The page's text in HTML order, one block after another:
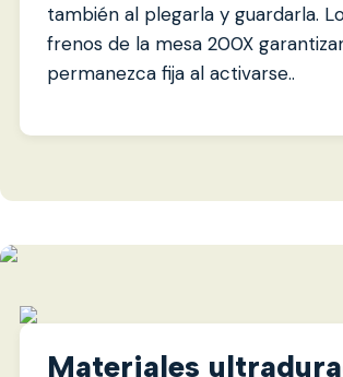
también al plegarla y guardarla.
frenos de la mesa 200X
permanezca fija al activarse..
Materiales